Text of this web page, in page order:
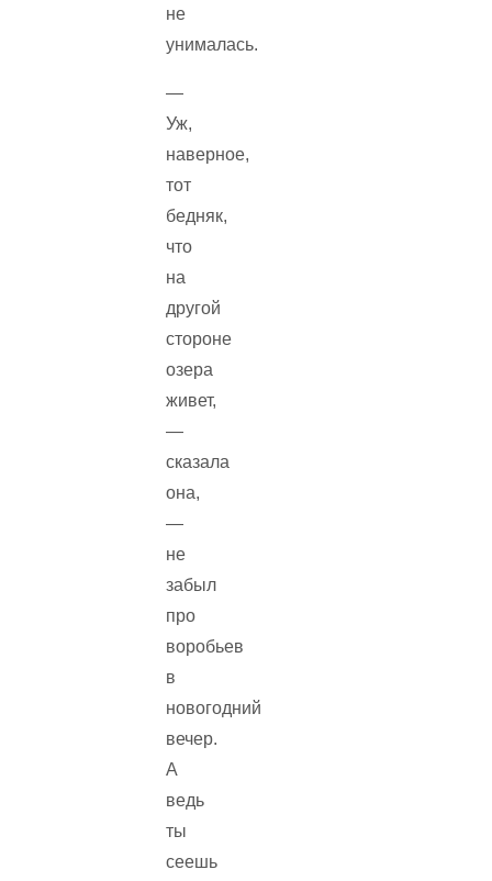
не
унималась.
—
Уж,
наверное,
тот
бедняк,
что
на
другой
стороне
озера
живет,
—
сказала
она,
—
не
забыл
про
воробьев
в
новогодний
вечер.
А
ведь
ты
сеешь